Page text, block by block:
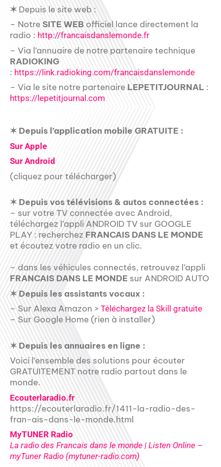
✶ Depuis le site web :
– Notre SITE WEB officiel lance directement la
radio : http://francaisdanslemonde.fr
– Via l’annuaire de notre partenaire technique
RADIOKING
: https://link.radioking.com/francaisdanslemonde
– Via le site notre partenaire LEPETITJOURNAL :
https://lepetitjournal.com
✶ Depuis l’application mobile GRATUITE :
Sur Apple
Sur Android
(cliquez pour télécharger)
✶ Depuis vos télévisions & autos connectées :
– sur votre TV connectée avec Android,
téléchargez l’appli ANDROID TV sur GOOGLE
PLAY : recherchez FRANCAIS DANS LE MONDE
et écoutez votre radio en un clic.
– dans les véhicules connectés, retrouvez l’appli
FRANCAIS DANS LE MONDE sur ANDROID AUTO
✶ Depuis les assistants vocaux :
– Sur Alexa Amazon > Téléchargez la Skill gratuite
– Sur Google Home (rien à installer)
✶ Depuis les annuaires en ligne :
Voici l’ensemble des solutions pour écouter
GRATUITEMENT notre radio partout dans le
monde.
Ecouterlaradio.fr
https://ecouterlaradio.fr/1411-la-radio-des-
fran-ais-dans-le-monde.html
MyTUNER Radio
La radio des Francais dans le monde | Listen Online –
myTuner Radio (mytuner-radio.com)